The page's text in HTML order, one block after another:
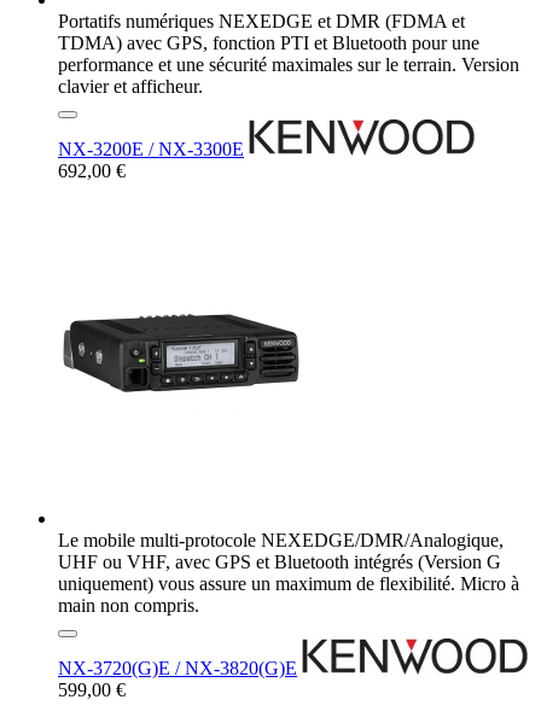
Portatifs numériques NEXEDGE et DMR (FDMA et
TDMA) avec GPS, fonction PTI et Bluetooth pour une
performance et une sécurité maximales sur le terrain. Version
clavier et afficheur.
NX-3200E / NX-3300E
692,00 €
Le mobile multi-protocole NEXEDGE/DMR/Analogique,
UHF ou VHF, avec GPS et Bluetooth intégrés (Version G
uniquement) vous assure un maximum de flexibilité. Micro à
main non compris.
NX-3720(G)E / NX-3820(G)E
599,00 €